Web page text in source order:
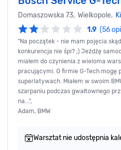
Domaszowska 73, Wielkopole,
1.9 (56
"Na początek - nie mam pojęcia
konkurencja nie śpi? ;) Jeżdżę
miałem do czynienia z wieloma
pracującymi. O firmie G-Tech mogę
superlatywach. Miałem w swoim
szarpaniu podczas gwałtownego
na...",
Adam, BMW
Warsztat nie udostępnia